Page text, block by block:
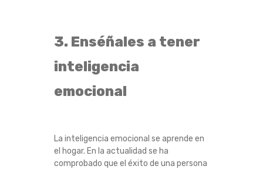
3. Enséñales a tener
inteligencia
emocional
La inteligencia emocional se aprende en
el hogar. En la actualidad se ha
comprobado que el éxito de una persona